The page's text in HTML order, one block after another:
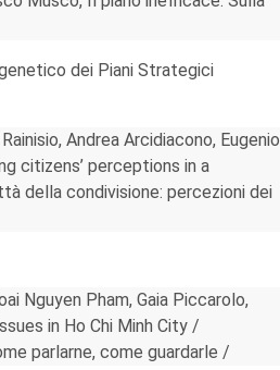
dei Piani Strategici
Andrea Arcidiacono, Eugenio
citizens’ perceptions in a
della condivisione: percezioni dei
Nguyen Pham, Gaia Piccarolo,
in Ho Chi Minh City /
parlarne, come guardarle /